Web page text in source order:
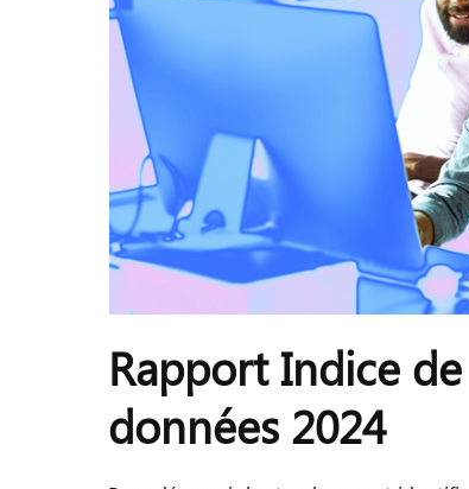
Rapport Indice
données 2024